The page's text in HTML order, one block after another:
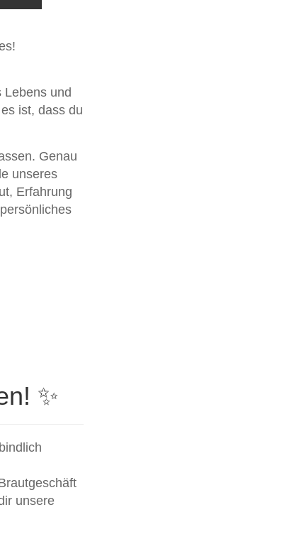
Lebens und
ist, dass du
Genau
unseres
Erfahrung
✨
unsere